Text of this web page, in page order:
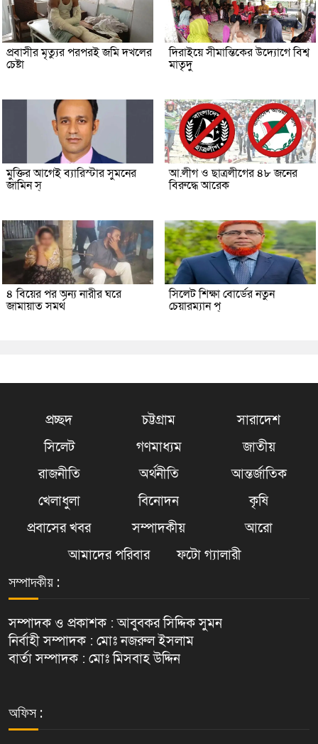
প্রবাসীর মৃত্যুর পরপরই জমি দখলের
চেষ্টা
দিরাইয়ে সীমান্তিকের উদ্যোগে বিশ্ব
মাতৃদু
মুক্তির আগেই ব্যারিস্টার সুমনের
জামিন স্
আ.লীগ ও ছাত্রলীগের ৪৮ জনের
বিরুদ্ধে আরেক
৪ বিয়ের পর অন্য নারীর ঘরে
জামায়াত সমর্থ
সিলেট শিক্ষা বোর্ডের নতুন
চেয়ারম্যান প্
প্রচ্ছদ চট্টগ্রাম
সারাদেশ
সিলেট
গণমাধ্যম
জাতীয়
রাজনীতি
অর্থনীতি
আন্তর্জাতিক
খেলাধুলা
বিনোদন
কৃষি
প্রবাসের খবর
সম্পাদকীয়
আরো
আমাদের পরিবার
ফটো গ্যালারী
সম্পাদকীয় :
সম্পাদক ও প্রকাশক : আবুবকর সিদ্দিক সুমন
নির্বাহী সম্পাদক : মোঃ নজরুল ইসলাম
বার্তা সম্পাদক : মোঃ মিসবাহ উদ্দিন
অফিস :